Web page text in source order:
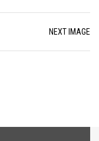
NEXT IMAGE